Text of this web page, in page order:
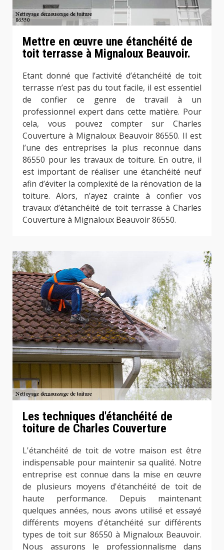
Mettre en œuvre une étanchéité de
toit terrasse à Mignaloux Beauvoir.
Etant donné que l’activité d’étanchéité de toit
terrasse n’est pas du tout facile, il est essentiel
de confier ce genre de travail à un
professionnel expert dans cette matière. Pour
cela, vous pouvez compter sur Charles
Couverture à Mignaloux Beauvoir 86550. Il est
l’une des entreprises la plus reconnue dans
86550 pour les travaux de toiture. En outre, il
est important de réaliser une étanchéité neuf
afin d’éviter la complexité de la rénovation de la
toiture. Alors, n’ayez crainte à confier vos
travaux d’étanchéité de toit terrasse à Charles
Couverture à Mignaloux Beauvoir 86550.
Les techniques d'étanchéité de
toiture de Charles Couverture
L'étanchéité de toit de votre maison est être
indispensable pour maintenir sa qualité. Notre
entreprise est connue dans la mise en œuvre
de plusieurs moyens d'étanchéité de toit de
haute performance. Depuis maintenant
quelques années, nous avons utilisé et essayé
différents moyens d'étanchéité sur différents
types de toit sur 86550 à Mignaloux Beauvoir.
Nous assurons le professionnalisme dans